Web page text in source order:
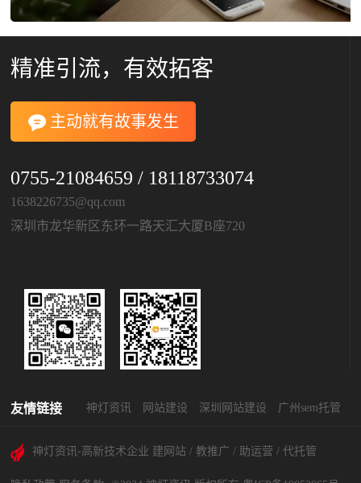
精准引流，有效拓客
主动就有故事发生
0755-21084659 / 18118733074
1638226735@qq.com
深圳市龙华新区东环一路天汇大厦B座720
友情链接 神灯资讯 网站建设 深圳网站建设 广州sem托管
神灯资讯-高新技术企业 建网站 / 教推广 / 助运营 / 代托管